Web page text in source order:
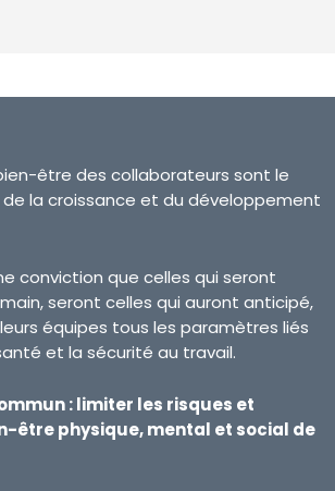
être des collaborateurs sont le
la croissance et du développement
conviction que celles qui seront
seront celles qui auront anticipé,
équipes tous les paramètres liés
et la sécurité au travail.
: limiter les risques et
être physique, mental et social de